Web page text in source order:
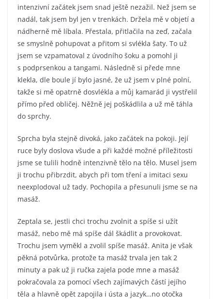
intenzivní začátek jsem snad ještě nezažil. Než jsem se
nadál, tak jsem byl jen v trenkách. Držela mě v objetí a
nádherně mě líbala. Přestala, přitlačila na zeď, začala
se smyslně pohupovat a přitom si svlékla šaty. To už
jsem se vzpamatoval z úvodního šoku a pomohl ji
s podprsenkou a tangami. Následně si přede mne
klekla, dle boule jí bylo jasné, že už jsem v plné polní,
takže si mě opatrně dosvlékla a můj kamarád ji vystřelil
přímo před obličej. Něžně jej poškádlila a už mě táhla
do sprchy.
Sprcha byla stejně divoká, jako začátek na pokoji. Její
ruce byly doslova všude a při každé možné příležitosti
jsme se tulili hodně intenzivně tělo na tělo. Musel jsem
ji trochu přibrzdit, abych při tom tření a imitaci sexu
neexplodoval už tady. Pochopila a přesunuli jsme se na
masáž.
Zeptala se, jestli chci trochu zvolnit a spíše si užít
masáž, nebo mě má spíše dál škádlit a provokovat.
Trochu jsem vyměkl a zvolil spíše masáž. Anita je však
pěkná potvůrka, protože ta masáž trvala jen tak 2
minuty a pak už ji ručka zajela pode mne a masáž
pokračovala za pomocí všech zajímavých částí jejího
těla a hlavně opět zapojila i ústa a jazyk…no otočka